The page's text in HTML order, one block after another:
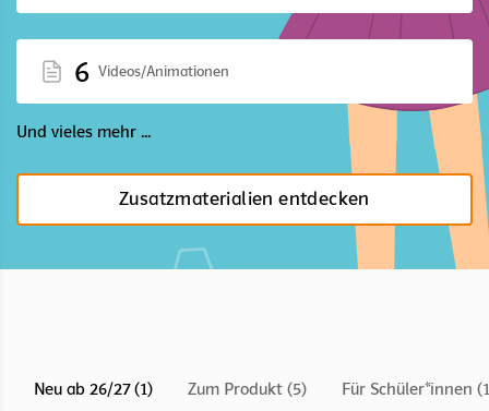
6 Videos/Animationen
Und vieles mehr ...
Zusatzmaterialien entdecken
Neu ab 26/27 (1) Zum Produkt (5) Für Schüler*innen